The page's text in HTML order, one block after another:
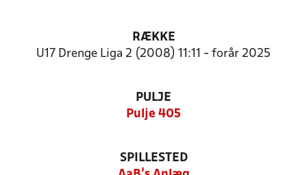
RÆKKE
U17 Drenge Liga 2 (2008) 11:11 - forår 2025
PULJE
Pulje 405
SPILLESTED